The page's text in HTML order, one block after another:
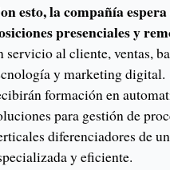
esto, la compañía
presenciales y
servicio al cliente, ventas,
y marketing digital.
formación en
para gestión de
diferenciadores de
y eficiente.